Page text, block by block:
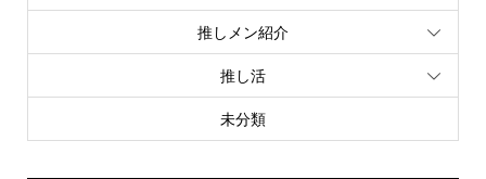
推しメン紹介
推し活
未分類